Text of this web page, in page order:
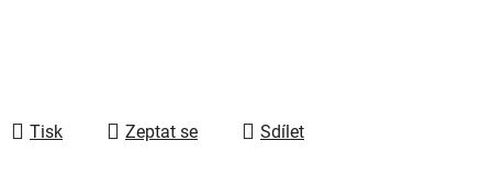
Tisk Zeptat se Sdílet